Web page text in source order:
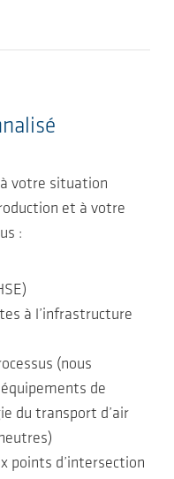
à votre situation
et à votre
:
à l’infrastructure
(nous
de
du transport d’air
points d’intersection